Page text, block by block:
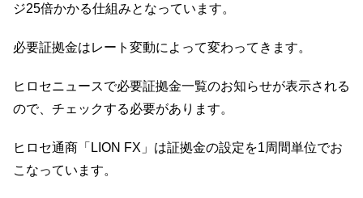
ジ25倍かかる仕組みとなっています。
必要証拠金はレート変動によって変わってきます。
ヒロセニュースで必要証拠金一覧のお知らせが表示される
ので、チェックする必要があります。
ヒロセ通商「LION FX」は証拠金の設定を1周間単位でお
こなっています。